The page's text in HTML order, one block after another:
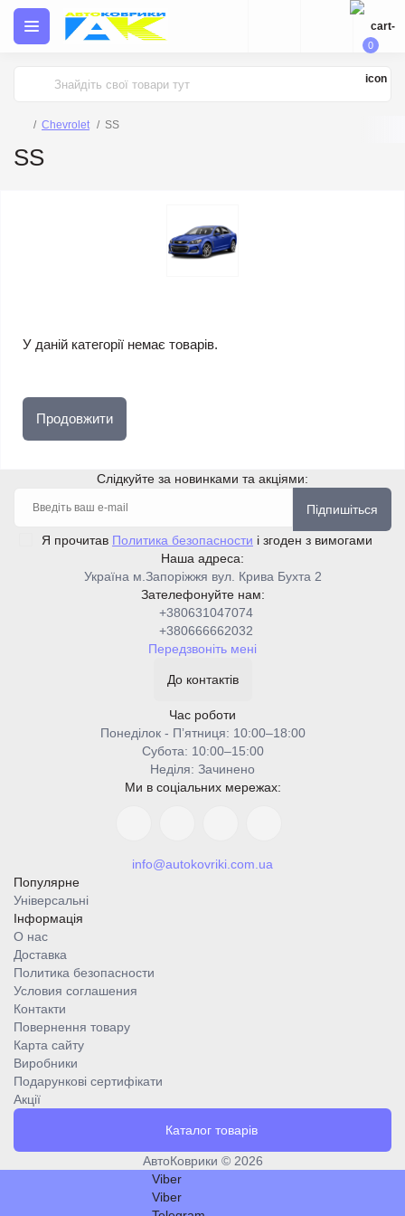
0
Chevrolet SS
SS
У даній категорії немає товарів.
Продовжити
Слідкуйте за новинками та акціями:
Підпишіться
Я прочитав Политика безопасности і згоден з вимогами
Наша адреса:
Україна м.Запоріжжя вул. Крива Бухта 2
Зателефонуйте нам:
+380631047074
+380666662032
Передзвоніть мені
До контактів
Час роботи
Понеділок - Пʼятниця: 10:00–18:00
Cубота: 10:00–15:00
Неділя: Зачинено
Ми в соціальних мережах:
info@autokovriki.com.ua
Популярне
Універсальні
Інформація
О нас
Доставка
Политика безопасности
Условия соглашения
Контакти
Повернення товару
Карта сайту
Виробники
Подарункові сертифікати
Акції
Каталог товарів
АвтоКоврики © 2026
Viber
Viber